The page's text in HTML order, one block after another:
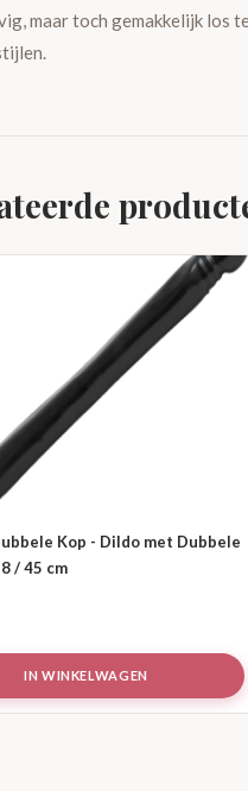
maar toch gemakkelijk los
Kop - Dildo met Dubbele
/ 45 cm
IN WINKELWAGEN